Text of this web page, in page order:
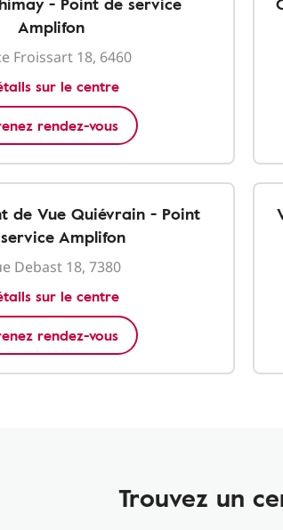
Amplifon
Froissart 18, 6460
sur le centre
rendez-vous
de Vue Quiévrain - Point
Amplifon
Debast 18, 7380
sur le centre
rendez-vous
Trouvez un